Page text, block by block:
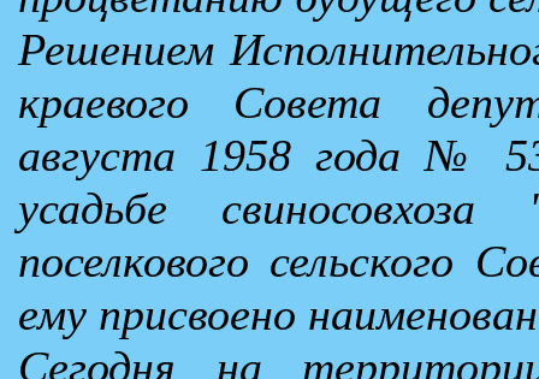
Решением
краевого Совета
августа 1958 года №
усадьбе свиносовхоза
поселкового сельского
ему присвоено
Сегодня на